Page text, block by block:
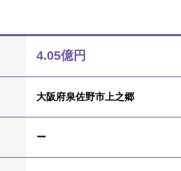
4.05億円
大阪府泉佐野市上之郷
ー